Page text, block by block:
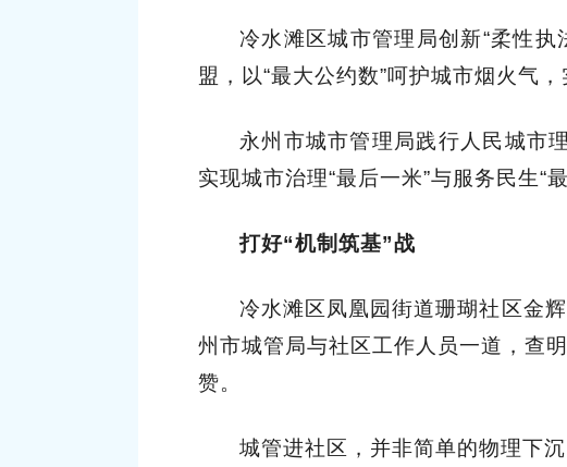
冷水滩区城市管理局创新“柔性
盟，以“最大公约数”呵护城市烟火气
永州市城市管理局践行人民城市
实现城市治理“最后一米”与服务民生“
打好“机制筑基”战
冷水滩区凤凰园街道珊瑚社区金
州市城管局与社区工作人员一道，查
赞。
城管进社区，并非简单的物理下